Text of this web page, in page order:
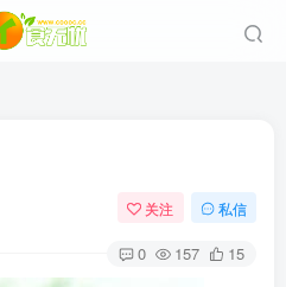
关注 私信
0 157 15